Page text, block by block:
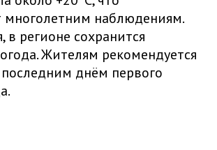
многолетним наблюдениям.
в регионе сохранится
Жителям рекомендуется
днём первого